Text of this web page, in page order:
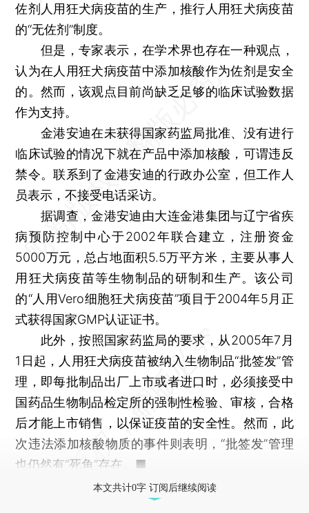
佐剂人用狂犬病疫苗的生产，推行人用狂犬病疫苗
的“无佐剂”制度。
但是，专家表示，在学术界也存在一种观点，
认为在人用狂犬病疫苗中添加核酸作为佐剂是安全
的。然而，该观点目前尚缺乏足够的临床试验数据
作为支持。
金港安迪在未获得国家药监局批准、没有进行
临床试验的情况下就在产品中添加核酸，可谓违反
禁令。联系到了金港安迪的行政办公室，但工作人
员表示，不接受电话采访。
据调查，金港安迪由大连金港集团与辽宁省疾
病预防控制中心于2002年联合建立，注册资金
5000万元，总占地面积5.5万平方米，主要从事人
用狂犬病疫苗等生物制品的研制和生产。该公司
的“人用Vero细胞狂犬病疫苗”项目于2004年5月正
式获得国家GMP认证证书。
此外，按照国家药监局的要求，从2005年7月
1日起，人用狂犬病疫苗被纳入生物制品“批签发”管
理，即每批制品出厂上市或者进口时，必须接受中
国药品生物制品检定所的强制性检验、审核，合格
后才能上市销售，以保证疫苗的安全性。然而，此
次违法添加核酸物质的事件则表明，“批签发”管理
也仍然有“死角”存在。■
本文共计0字 订阅后继续阅读